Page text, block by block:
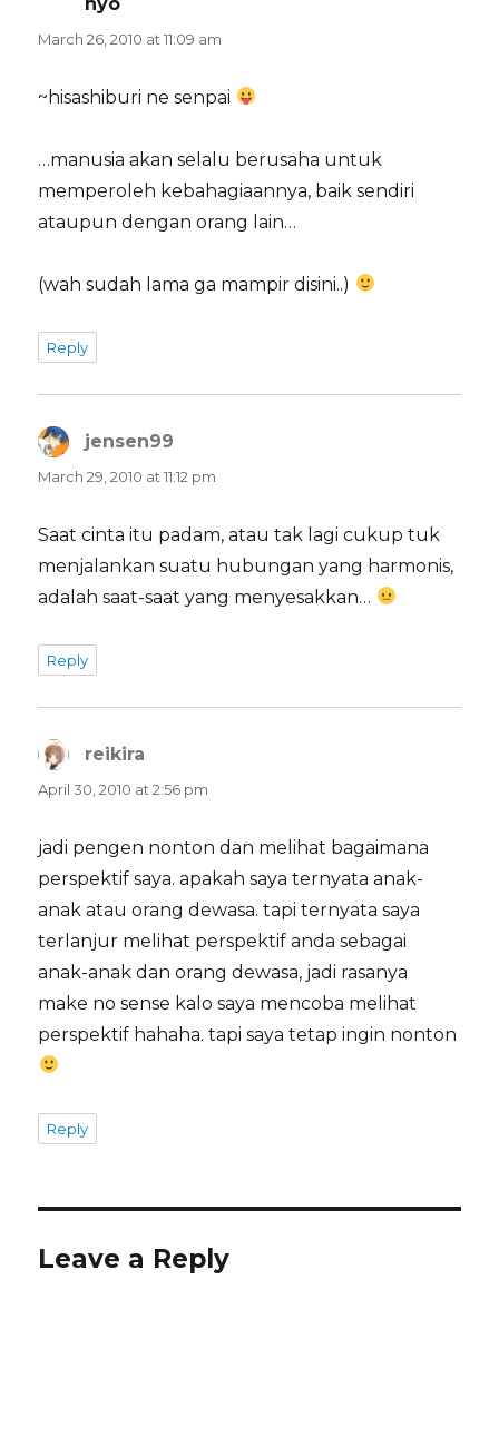
March 26, 2010 at 11:09 am
~hisashiburi ne senpai
…manusia akan selalu berusaha untuk
memperoleh kebahagiaannya, baik sendiri
ataupun dengan orang lain…
(wah sudah lama ga mampir disini..)
Reply
jensen99
March 29, 2010 at 11:12 pm
Saat cinta itu padam, atau tak lagi cukup tuk
menjalankan suatu hubungan yang harmonis,
adalah saat-saat yang menyesakkan…
Reply
reikira
April 30, 2010 at 2:56 pm
jadi pengen nonton dan melihat bagaimana
perspektif saya. apakah saya ternyata anak-
anak atau orang dewasa. tapi ternyata saya
terlanjur melihat perspektif anda sebagai
anak-anak dan orang dewasa, jadi rasanya
make no sense kalo saya mencoba melihat
perspektif hahaha. tapi saya tetap ingin nonton
Reply
Leave a Reply